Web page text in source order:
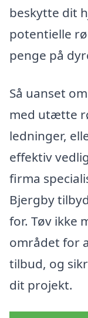
beskytte dit
potentielle
penge på
Så uanset
med utætte
ledninger,
effektiv
firma
Bjergby
for. Tøv ikke
området for
tilbud, og
dit projekt.